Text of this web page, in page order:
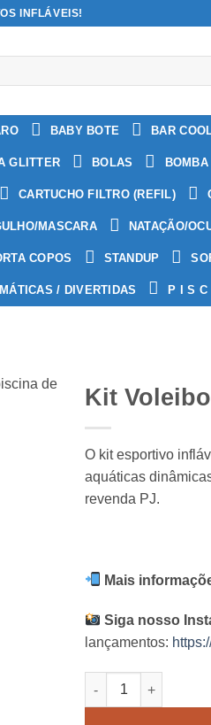
INFLÁVEIS!
BABY BOTE BAR
GLITTER BOLAS
CARTUCHO FILTRO (REFIL)
MASCARA NATAÇÃO/
COPOS STANDUP
/ DIVERTIDAS P I S C
Kit
O kit esportivo
aquáticas
revenda PJ.
Mais
Siga nosso
lançamentos:
Kit Voleibol Intex